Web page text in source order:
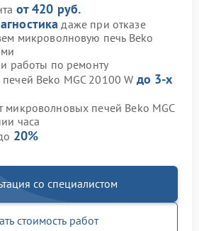
от 420 руб.
даже при отказе
микроволновую печь Beko
работы по ремонту
Beko MGC 20100 W до 3-х
печей Beko MGC
часа
20%
со специалистом
стоимость работ